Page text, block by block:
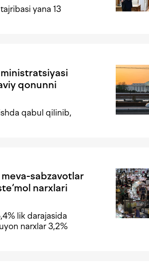
yana 13
qonunni
qabul qilinib,
sabzavotlar
narxlari
lik darajasida
narxlar 3,2%